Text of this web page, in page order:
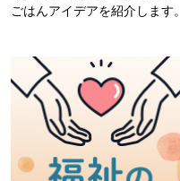
ごはんアイデアを紹介します。